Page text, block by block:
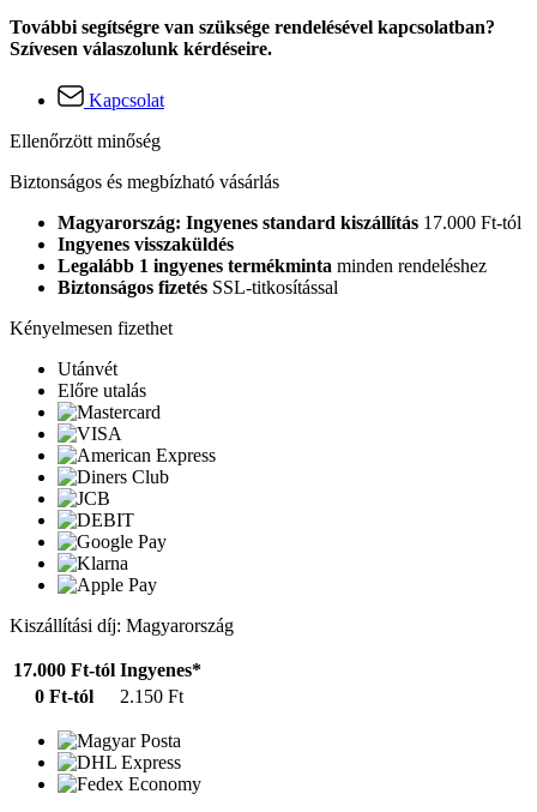
További segítségre van szüksége rendelésével kapcsolatban?
Szívesen válaszolunk kérdéseire.
Kapcsolat
Ellenőrzött minőség
Biztonságos és megbízható vásárlás
Magyarország: Ingyenes standard kiszállítás 17.000 Ft-tól
Ingyenes visszaküldés
Legalább 1 ingyenes termékminta minden rendeléshez
Biztonságos fizetés SSL-titkosítással
Kényelmesen fizethet
Utánvét
Előre utalás
Kiszállítási díj: Magyarország
17.000 Ft-tól Ingyenes*
0 Ft-tól
2.150 Ft